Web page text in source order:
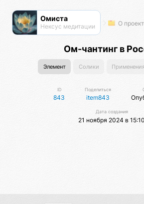
Омиста
Нексус медитации О
Ом-чантинг в
Элемент Солики
ID
843
Поделиться
item843
Дата создания
21 ноября 2024 в 15:10